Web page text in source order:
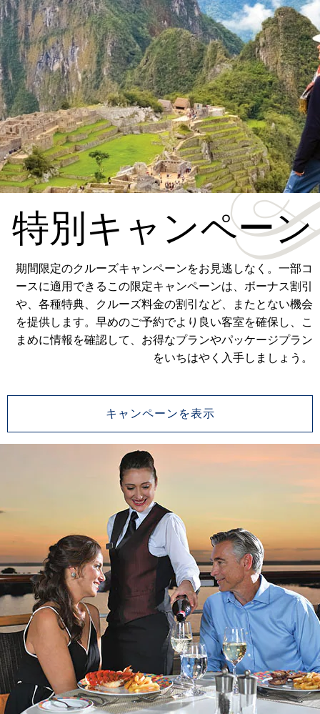
特別キャンペーン
期間限定のクルーズキャンペーンをお見逃しなく。一部コ
ースに適用できるこの限定キャンペーンは、ボーナス割引
や、各種特典、クルーズ料金の割引など、またとない機会
を提供します。早めのご予約でより良い客室を確保し、こ
まめに情報を確認して、お得なプランやパッケージプラン
をいちはやく入手しましょう。
キャンペーンを表示